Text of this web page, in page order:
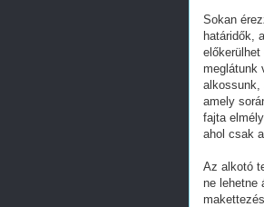
Sokan
határidők,
meglátunk
alkossunk,
amely
fajta
ahol csak
Az alkotó
ne lehetne